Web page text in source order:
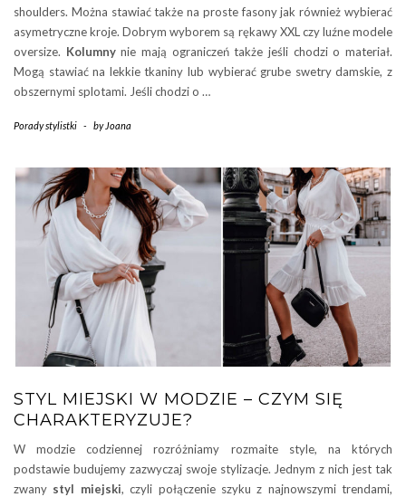
shoulders. Można stawiać także na proste fasony jak również wybierać
asymetryczne kroje. Dobrym wyborem są rękawy XXL czy luźne modele
oversize. Kolumnynie mają ograniczeń także jeśli chodzi o materiał.
Mogą stawiać na lekkie tkaniny lub wybierać grube swetry damskie, z
obszernymi splotami. Jeśli chodzi o …
Porady stylistki - by Joana
STYL MIEJSKI W MODZIE – CZYM SIĘ
CHARAKTERYZUJE?
W modzie codziennej rozróżniamy rozmaite style, na których
podstawie budujemy zazwyczaj swoje stylizacje. Jednym z nich jest tak
zwany styl miejski, czyli połączenie szyku z najnowszymi trendami,